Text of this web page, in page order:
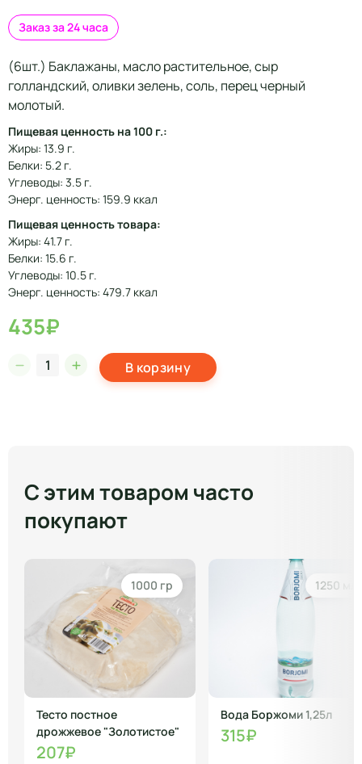
Заказ за 24 часа
(6шт.) Баклажаны, масло растительное, сыр
голландский, оливки зелень, соль, перец черный
молотый.
Пищевая ценность на 100 г.:
Жиры: 13.9 г.
Белки: 5.2 г.
Углеводы: 3.5 г.
Энерг. ценность: 159.9 ккал
Пищевая ценность товара:
Жиры: 41.7 г.
Белки: 15.6 г.
Углеводы: 10.5 г.
Энерг. ценность: 479.7 ккал
435₽
В корзину
С этим товаром часто
покупают
1000 гр
Тесто постное
дрожжевое "Золотистое"
207₽
1250 мл
Вода Боржоми 1,25л
315₽